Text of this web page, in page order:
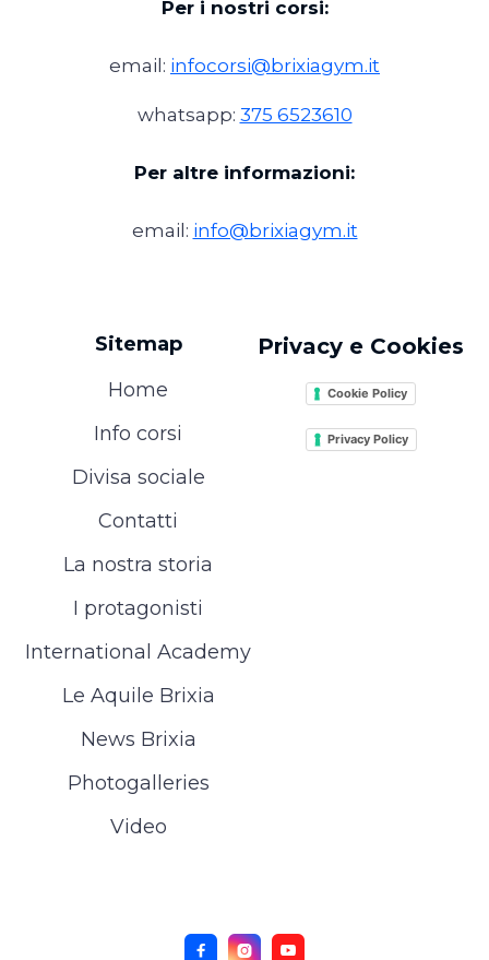
Per i nostri corsi:
email: infocorsi@brixiagym.it
whatsapp: 375 6523610
Per altre informazioni:
email: info@brixiagym.it
Sitemap
Home
Info corsi
Divisa sociale
Contatti
La nostra storia
I protagonisti
International Academy
Le Aquile Brixia
News Brixia
Photogalleries
Video
Privacy e Cookies
Cookie Policy
Privacy Policy
  